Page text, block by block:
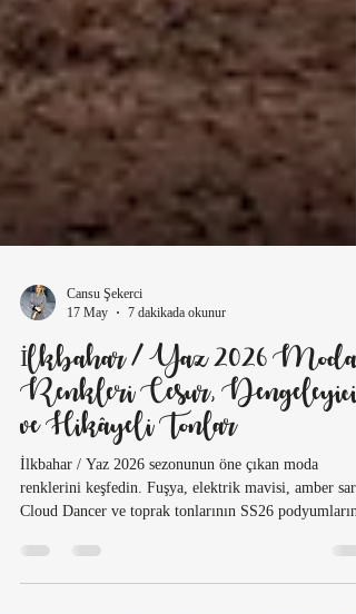
Cansu Şekerci
17 May
7 dakikada okunur
İlkbahar / Yaz 2026 Moda
Renkleri Cesur, Dengeleyici
ve Hikâyeli Tonlar
renklerini keşfedin. Fuşya, elektrik mavisi, amber